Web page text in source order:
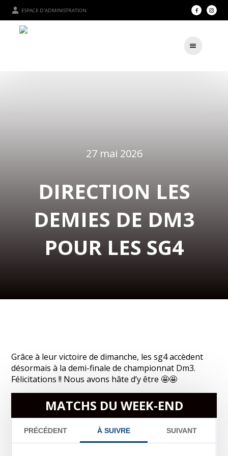
ESPACE D'ADMINISTRATION
27 mai 2026
DIRECTION LES
DEMIES DE DM3
POUR LES SG4
Grâce à leur victoire de dimanche, les sg4 accèdent
désormais à la demi-finale de championnat Dm3.
Félicitations !! Nous avons hâte d’y être 🤩🤩
MATCHS DU WEEK-END